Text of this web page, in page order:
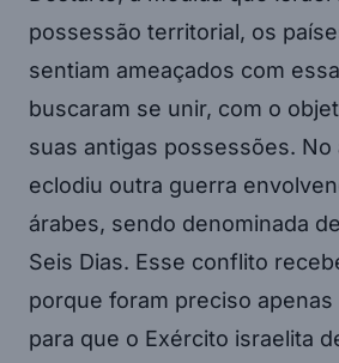
possessão territorial, os
sentiam ameaçados com
buscaram se unir, com o
suas antigas possessões. No
eclodiu outra guerra
árabes, sendo denominada
Seis Dias. Esse conflito
porque foram preciso apenas
para que o Exército israelita